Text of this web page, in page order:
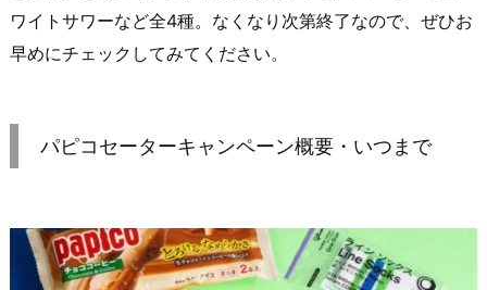
ワイトサワーなど全4種。なくなり次第終了なので、ぜひお
早めにチェックしてみてください。
パピコセーターキャンペーン概要・いつまで